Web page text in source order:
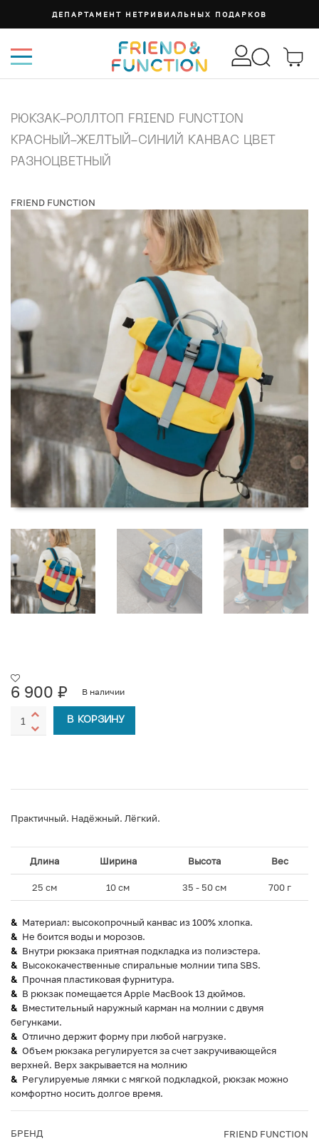
ДЕПАРТАМЕНТ НЕТРИВИАЛЬНЫХ ПОДАРКОВ
РЮКЗАК-РОЛЛТОП FRIEND FUNCTION
КРАСНЫЙ-ЖЕЛТЫЙ-СИНИЙ КАНВАС ЦВЕТ
РАЗНОЦВЕТНЫЙ
FRIEND FUNCTION
6 900 ₽ В наличии
В КОРЗИНУ
Практичный. Надёжный. Лёгкий.
Длина Ширина Высота Вес
25 см 10 см 35 - 50 см 700 г
Материал: высокопрочный канвас из 100% хлопка.
Не боится воды и морозов.
Внутри рюкзака приятная подкладка из полиэстера.
Высококачественные спиральные молнии типа SBS.
Прочная пластиковая фурнитура.
В рюкзак помещается Apple MacBook 13 дюймов.
Вместительный наружный карман на молнии с двумя
бегунками.
Отлично держит форму при любой нагрузке.
Объем рюкзака регулируется за счет закручивающейся
верхней. Верх закрывается на молнию
Регулируемые лямки с мягкой подкладкой, рюкзак можно
комфортно носить долгое время.
БРЕНД FRIEND FUNCTION